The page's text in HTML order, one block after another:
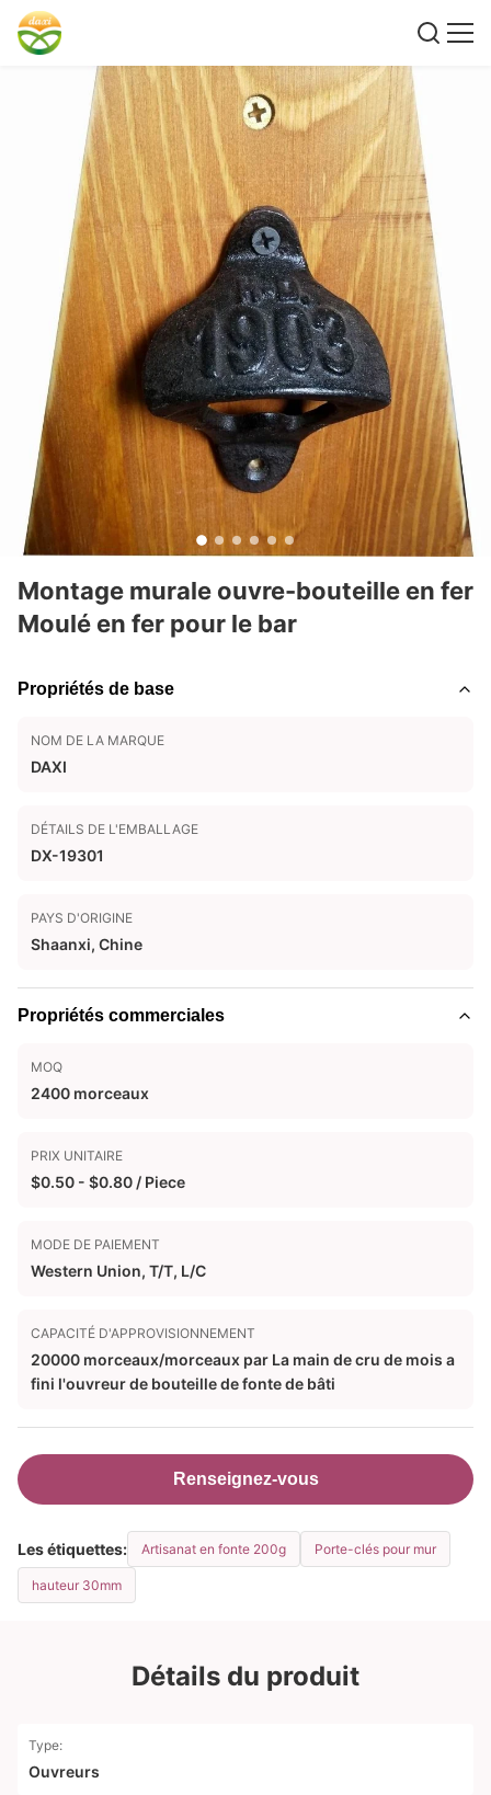
Montage murale ouvre-bouteille en fer
Moulé en fer pour le bar
Propriétés de base
NOM DE LA MARQUE
DAXI
DÉTAILS DE L'EMBALLAGE
DX-19301
PAYS D'ORIGINE
Shaanxi, Chine
Propriétés commerciales
MOQ
2400 morceaux
PRIX UNITAIRE
$0.50 - $0.80 / Piece
MODE DE PAIEMENT
Western Union, T/T, L/C
CAPACITÉ D'APPROVISIONNEMENT
20000 morceaux/morceaux par La main de cru de mois a
fini l'ouvreur de bouteille de fonte de bâti
Renseignez-vous
Les étiquettes: Artisanat en fonte 200g Porte-clés pour mur
hauteur 30mm
Détails du produit
Type:
Ouvreurs